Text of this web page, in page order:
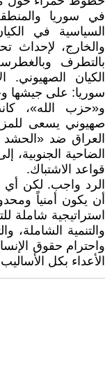
في سوريا
السياسية في
والخارج، لإحداث
بالتطرف
الكيان الصهيوني.
سوريا: على جيشها
و«حزب الله»،
صهيوني يسعى
العراق ضد «الحشد
الضاحية الجنوبية،
قواعد الاشتباك.
الرد واجب. لكن
أن يكون أمنياً
استراتيجية شاملة
والتنمية الشاملة،
واحترام حقوق
الأعداء بكل